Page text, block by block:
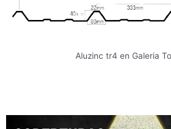
Aluzinc tr4 en Galeria